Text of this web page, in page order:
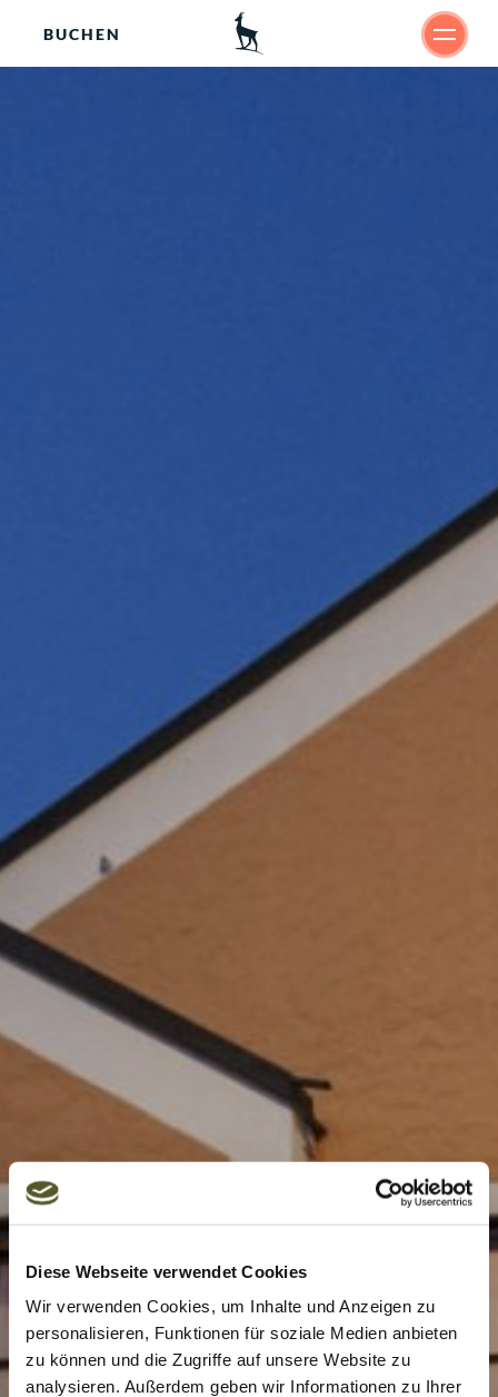
Diese Webseite verwendet Cookies
Wir verwenden Cookies, um Inhalte und Anzeigen zu
personalisieren, Funktionen für soziale Medien anbieten
zu können und die Zugriffe auf unsere Website zu
analysieren. Außerdem geben wir Informationen zu Ihrer
BUCHEN